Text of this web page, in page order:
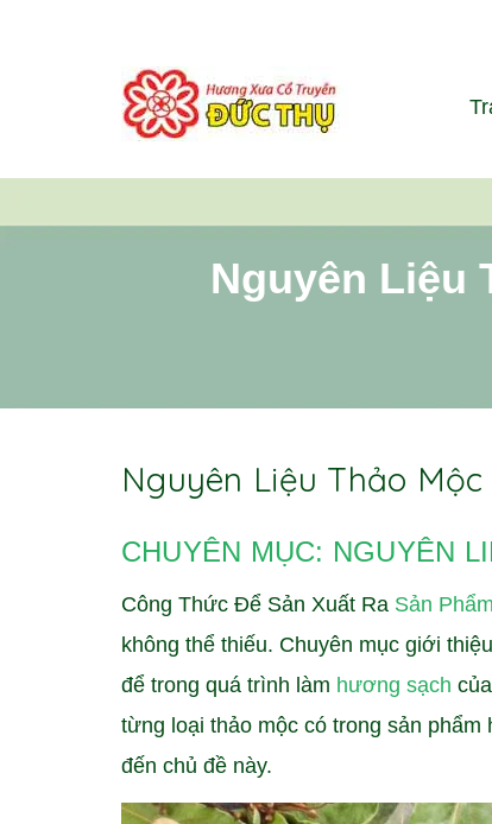
Nguyên Liệu
Nguyên Liệu Thảo Mộc
CHUYÊN MỤC: NGUYÊN
Công Thức Để Sản Xuất Ra Sản
không thể thiếu. Chuyên mục giới
để trong quá trình làm hương sạch
từng loại thảo mộc có trong sản
đến chủ đề này.